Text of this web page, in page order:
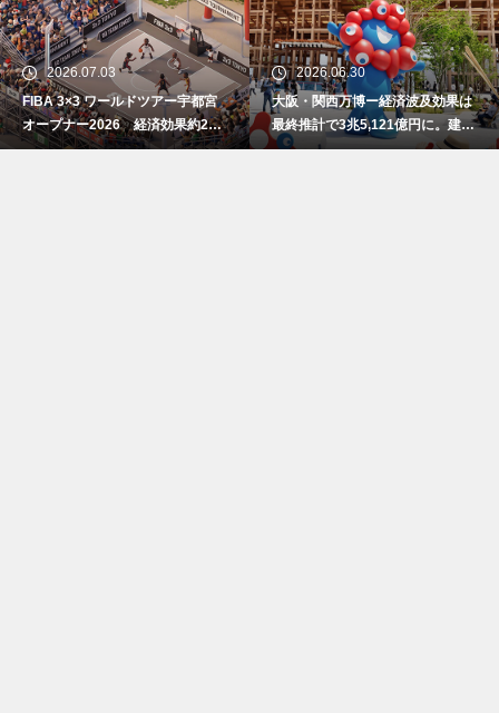
2026.07.03
FIBA 3×3 ワールドツアー宇都宮
オープナー2026 経済効果約2億
7800万円
2026.06.30
大阪・関西万博ー経済波及効果は
最終推計で3兆5,121億円に。建設
費高騰で事前の予測値を大幅上振